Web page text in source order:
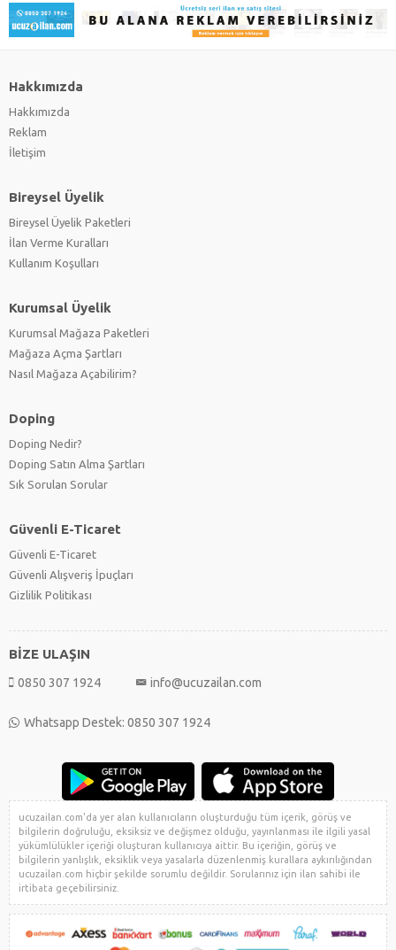
Hakkımızda
Hakkımızda
Reklam
İletişim
Bireysel Üyelik
Bireysel Üyelik Paketleri
İlan Verme Kuralları
Kullanım Koşulları
Kurumsal Üyelik
Kurumsal Mağaza Paketleri
Mağaza Açma Şartları
Nasıl Mağaza Açabilirim?
Doping
Doping Nedir?
Doping Satın Alma Şartları
Sık Sorulan Sorular
Güvenli E-Ticaret
Güvenli E-Ticaret
Güvenli Alışveriş İpuçları
Gizlilik Politikası
BİZE ULAŞIN
0850 307 1924 info@ucuzailan.com
Whatsapp Destek: 0850 307 1924
ucuzailan.com'da yer alan kullanıcıların oluşturduğu tüm içerik, görüş ve
bilgilerin doğruluğu, eksiksiz ve değişmez olduğu, yayınlanması ile ilgili yasal
yükümlülükler içeriği oluşturan kullanıcıya aittir. Bu içeriğin, görüş ve
bilgilerin yanlışlık, eksiklik veya yasalarla düzenlenmiş kurallara aykırılığından
ucuzailan.com hiçbir şekilde sorumlu değildir. Sorularınız için ilan sahibi ile
irtibata geçebilirsiniz.